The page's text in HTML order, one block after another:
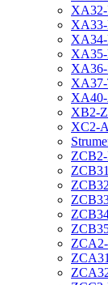
XA32-
XA36-
XA37-
XA40-
XB2-
XC2-